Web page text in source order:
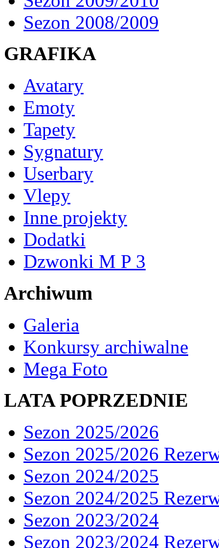
Sezon 2008/2009
GRAFIKA
Avatary
Emoty
Tapety
Sygnatury
Userbary
Vlepy
Inne projekty
Dodatki
Dzwonki M P 3
Archiwum
Galeria
Konkursy archiwalne
Mega Foto
LATA POPRZEDNIE
Sezon 2025/2026
Sezon 2025/2026
Sezon 2024/2025
Sezon 2024/2025
Sezon 2023/2024
Sezon 2023/2024